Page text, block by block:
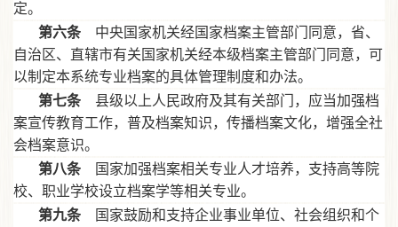
定。
第六条 中央国家机关经国家档案主管部门同意，省、
自治区、直辖市有关国家机关经本级档案主管部门同意，可
以制定本系统专业档案的具体管理制度和办法。
第七条 县级以上人民政府及其有关部门，应当加强档
案宣传教育工作，普及档案知识，传播档案文化，增强全社
会档案意识。
第八条 国家加强档案相关专业人才培养，支持高等院
校、职业学校设立档案学等相关专业。
第九条 国家鼓励和支持企业事业单位、社会组织和个